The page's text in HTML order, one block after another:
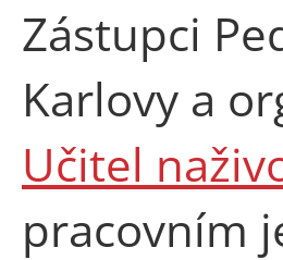
Zástupci
Karlovy a
Učitel
pracovním